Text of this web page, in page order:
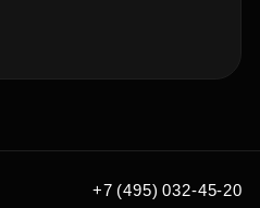
+7 (495) 032-45-20